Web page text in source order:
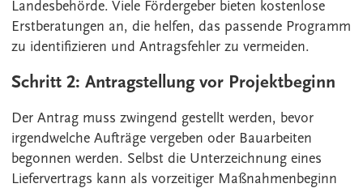
Landesbehörde. Viele Fördergeber bieten kostenlose
Erstberatungen an, die helfen, das passende Programm
zu identifizieren und Antragsfehler zu vermeiden.
Schritt 2: Antragstellung vor Projektbeginn
Der Antrag muss zwingend gestellt werden, bevor
irgendwelche Aufträge vergeben oder Bauarbeiten
begonnen werden. Selbst die Unterzeichnung eines
Liefervertrags kann als vorzeitiger Maßnahmenbeginn